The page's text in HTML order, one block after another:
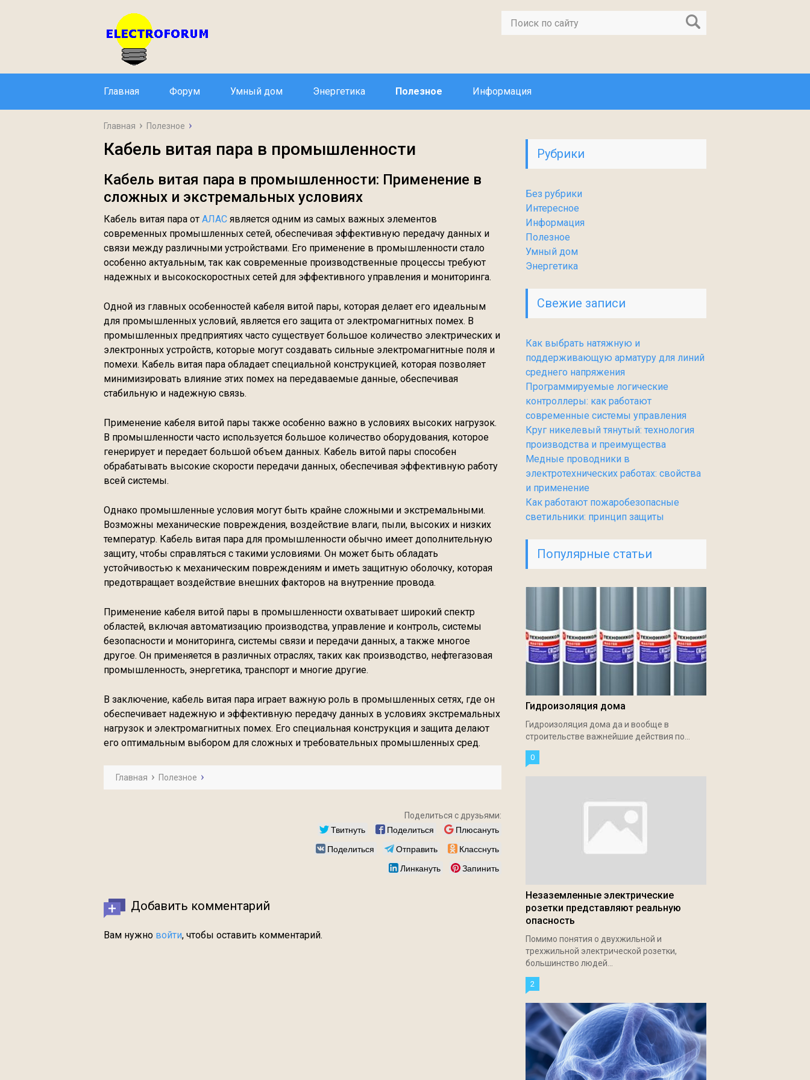
Главная Форум Умный дом Энергетика Полезное Информация
Главная Полезное
Кабель витая пара в промышленности
Кабель витая пара в промышленности: Применение в
сложных и экстремальных условиях
Кабель витая пара от АЛАС является одним из самых важных элементов
современных промышленных сетей, обеспечивая эффективную передачу данных и
связи между различными устройствами. Его применение в промышленности стало
особенно актуальным, так как современные производственные процессы требуют
надежных и высокоскоростных сетей для эффективного управления и мониторинга.
Одной из главных особенностей кабеля витой пары, которая делает его идеальным
для промышленных условий, является его защита от электромагнитных помех. В
промышленных предприятиях часто существует большое количество электрических и
электронных устройств, которые могут создавать сильные электромагнитные поля и
помехи. Кабель витая пара обладает специальной конструкцией, которая позволяет
минимизировать влияние этих помех на передаваемые данные, обеспечивая
стабильную и надежную связь.
Применение кабеля витой пары также особенно важно в условиях высоких нагрузок.
В промышленности часто используется большое количество оборудования, которое
генерирует и передает большой объем данных. Кабель витой пары способен
обрабатывать высокие скорости передачи данных, обеспечивая эффективную работу
всей системы.
Однако промышленные условия могут быть крайне сложными и экстремальными.
Возможны механические повреждения, воздействие влаги, пыли, высоких и низких
температур. Кабель витая пара для промышленности обычно имеет дополнительную
защиту, чтобы справляться с такими условиями. Он может быть обладать
устойчивостью к механическим повреждениям и иметь защитную оболочку, которая
предотвращает воздействие внешних факторов на внутренние провода.
Применение кабеля витой пары в промышленности охватывает широкий спектр
областей, включая автоматизацию производства, управление и контроль, системы
безопасности и мониторинга, системы связи и передачи данных, а также многое
другое. Он применяется в различных отраслях, таких как производство, нефтегазовая
промышленность, энергетика, транспорт и многие другие.
В заключение, кабель витая пара играет важную роль в промышленных сетях, где он
обеспечивает надежную и эффективную передачу данных в условиях экстремальных
нагрузок и электромагнитных помех. Его специальная конструкция и защита делают
его оптимальным выбором для сложных и требовательных промышленных сред.
Главная Полезное
Поделиться с друзьями:
Твитнуть Поделиться
Плюсануть
Поделиться
Отправить
Класснуть
Линкануть
Запинить
Добавить комментарий
Вам нужно войти, чтобы оставить комментарий.
Рубрики
Без рубрики
Интересное
Информация
Полезное
Умный дом
Энергетика
Свежие записи
Как выбрать натяжную и
поддерживающую арматуру для линий
среднего напряжения
Программируемые логические
контроллеры: как работают
современные системы управления
Круг никелевый тянутый: технология
производства и преимущества
Медные проводники в
электротехнических работах: свойства
и применение
Как работают пожаробезопасные
светильники: принцип защиты
Популярные статьи
Гидроизоляция дома
Гидроизоляция дома да и вообще в
строительстве важнейшие действия по...
0
Незаземленные электрические
розетки представляют реальную
опасность
Помимо понятия о двухжильной и
трехжильной электрической розетки,
большинство людей...
2